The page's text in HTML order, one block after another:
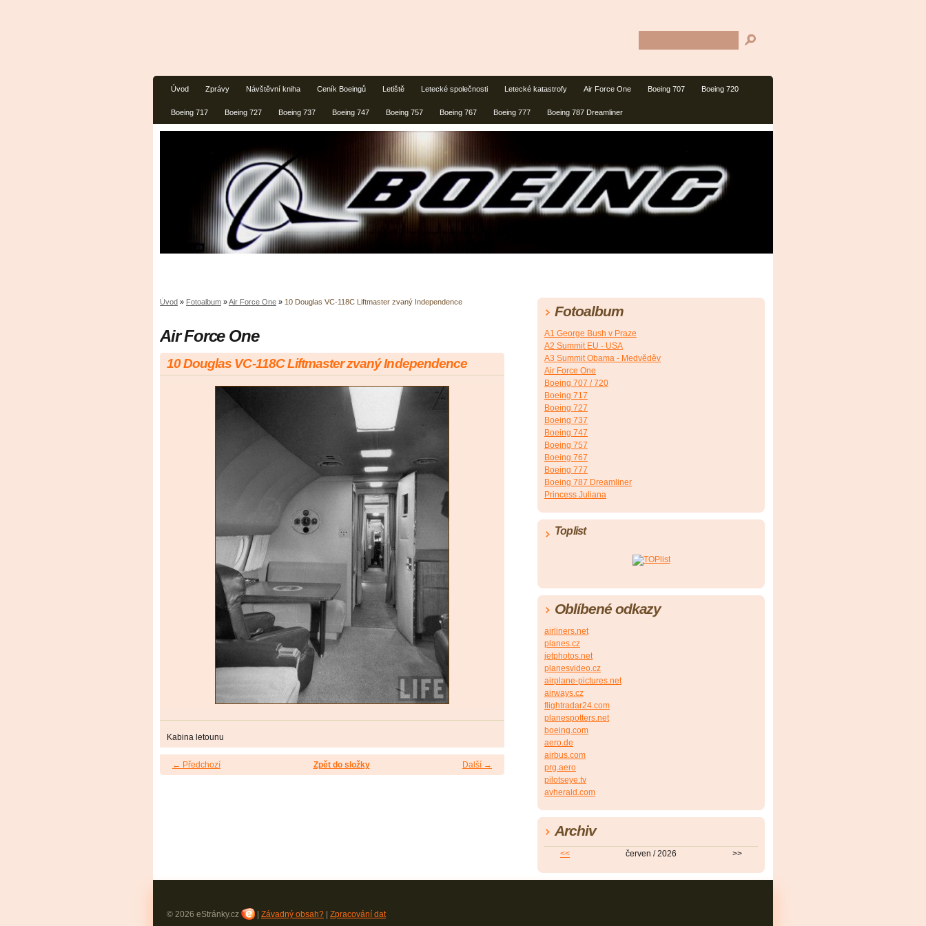
Úvod Zprávy Návštěvní kniha Ceník Boeingů Letiště Letecké společnosti Letecké katastrofy Air Force One Boeing 707 Boeing 720
Boeing 717 Boeing 727 Boeing 737 Boeing 747 Boeing 757 Boeing 767 Boeing 777 Boeing 787 Dreamliner
Úvod » Fotoalbum »Air Force One » 10 Douglas VC-118C Liftmaster zvaný Independence
Air Force One
10 Douglas VC-118C Liftmaster zvaný Independence
Kabina letounu
← Předchozí Další →
Zpět do složky
Fotoalbum
A1 George Bush v Praze
A2 Summit EU - USA
A3 Summit Obama - Medvěděv
Air Force One
Boeing 707 / 720
Boeing 717
Boeing 727
Boeing 737
Boeing 747
Boeing 757
Boeing 767
Boeing 777
Boeing 787 Dreamliner
Princess Juliana
Toplist
Oblíbené odkazy
airliners.net
planes.cz
jetphotos.net
planesvideo.cz
airplane-pictures.net
airways.cz
flightradar24.com
planespotters.net
boeing.com
aero.de
airbus.com
prg.aero
pilotseye.tv
avherald.com
Archiv
<< červen / 2026 >>
© 2026 eStránky.cz Závadný obsah? Zpracování dat